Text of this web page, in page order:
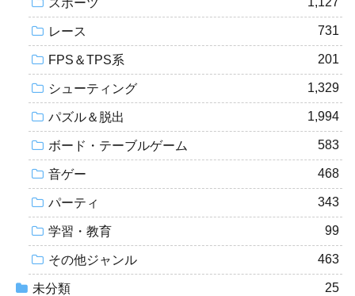
レース 731
FPS＆TPS系 201
シューティング 1,329
パズル＆脱出 1,994
ボード・テーブルゲーム 583
音ゲー 468
パーティ 343
学習・教育 99
その他ジャンル 463
未分類 25